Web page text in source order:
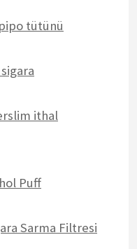
tütünü
ithal
Puff
Sarma Filtresi